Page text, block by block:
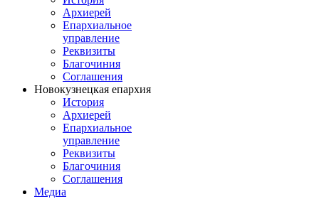
Архиерей
Епархиальное
управление
Реквизиты
Благочиния
Соглашения
Новокузнецкая епархия
История
Архиерей
Епархиальное
управление
Реквизиты
Благочиния
Соглашения
Медиа